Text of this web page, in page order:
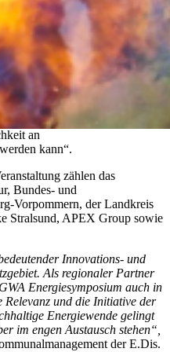
international breit aufgestellt.
einer Delegation der
20 Mitgliedsunternehmen.
der Workshop am 6.
Anbahnung
immer wichtiger
von Erneuerbaren
Sommer, „dabei geht es
an
kann“.
zählen das
Bundes- und
Vorpommern, der Landkreis
Stralsund, APEX Group sowie
Innovations- und
Als regionaler Partner
Energiesymposium auch in
Relevanz und die Initiative der
Energiewende gelingt
im engen Austausch stehen“,
der E.Dis.